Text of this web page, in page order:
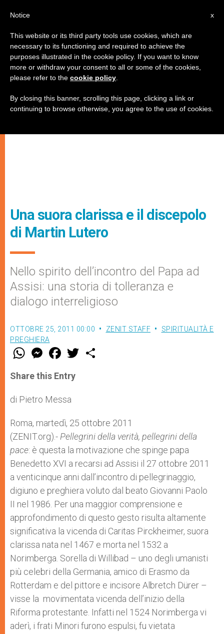
Una suora clarissa e il discepolo
di Martin Lutero
Nello spirito dell’incontro del Papa ad
Assisi: una storia di tolleranza e
dialogo interreligioso
OTTOBRE 25, 2011 00:00 ZENIT STAFF
SPIRITUALITÀ E
PREGHIERA
W
t
s
p
p
M
e
s
e
g
e
F
a
e
b
o
k
w
Share this Entry
di Pietro Messa
Roma, martedì, 25 ottobre 2011
(ZENIT.org).- Pellegrini della verità, pellegrini della
pace: è questa la motivazione che spinge papa
Benedetto XVI a recarsi ad Assisi il 27 ottobre 2011
a venticinque anni dall’incontro di pellegrinaggio,
digiuno e preghiera voluto dal beato Giovanni Paolo
II nel 1986. Per una maggior comprensione e
approfondimento di questo gesto risulta altamente
significativa la vicenda di Caritas Pirckheimer, suora
clarissa nata nel 1467 e morta nel 1532 a
Norimberga. Sorella di Willibad – uno degli umanisti
più celebri della Germania, amico di Erasmo da
Rotterdam e del pittore e incisore Albretch Dürer –
visse la movimentata vicenda dell’inizio della
Riforma protestante. Infatti nel 1524 Norimberga vi
aderì, i frati Minori furono espulsi, fu vietata
x
Notice
This website or its third party tools use cookies, which are
necessary to its functioning and required to achieve the
purposes illustrated in the cookie policy. If you want to know
more or withdraw your consent to all or some of the cookies,
please refer to the cookie policy
By closing this banner, scrolling this page, clicking a link or
continuing to browse otherwise, you agree to the use of cookies.